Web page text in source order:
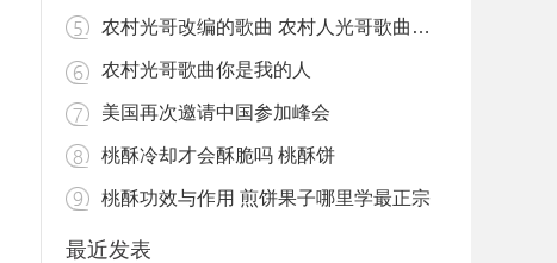
农村光哥改编的歌曲 农村人光哥歌曲歌词
农村光哥歌曲你是我的人
美国再次邀请中国参加峰会
桃酥冷却才会酥脆吗 桃酥饼
桃酥功效与作用 煎饼果子哪里学最正宗
最近发表